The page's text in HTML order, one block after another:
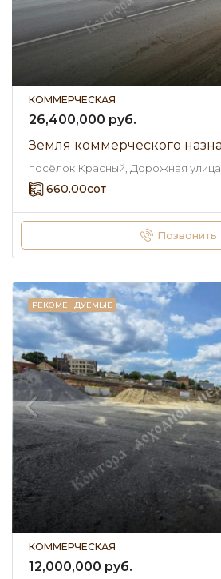
КОММЕРЧЕСКАЯ
26,400,000 руб.
посёлок Красный, Дорожная улица
660.00сот
Позвонить
РЕКОМЕНДУЕМЫЕ
КОММЕРЧЕСКАЯ
12,000,000 руб.